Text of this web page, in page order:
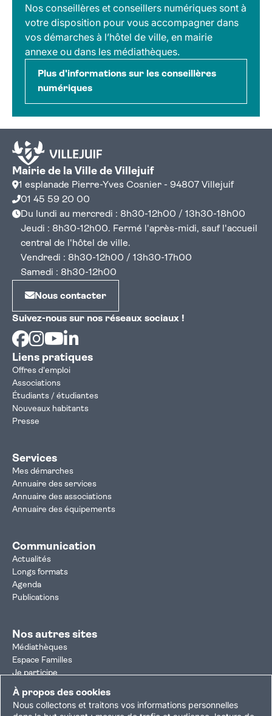
À propos des cookies
Nous collectons et traitons vos informations personnelles
Nos conseillères et conseillers numériques sont à
votre disposition pour vous accompagner dans
vos démarches à l’hôtel de ville, en mairie
annexe ou dans les médiathèques.
Plus d'informations sur les conseillères
numériques
Mairie de la Ville de Villejuif
1 esplanade Pierre-Yves Cosnier - 94807 Villejuif
01 45 59 20 00
Du lundi au mercredi : 8h30-12h00 / 13h30-18h00
Jeudi : 8h30-12h00. Fermé l'après-midi, sauf l'accueil
central de l'hôtel de ville.
Vendredi : 8h30-12h00 / 13h30-17h00
Samedi : 8h30-12h00
Nous contacter
Suivez-nous sur nos réseaux sociaux !
Facebook
Instagram
Youtube
Liens pratiques
Offres d'emploi
Associations
Étudiants / étudiantes
Nouveaux habitants
Presse
Services
Mes démarches
Annuaire des services
Annuaire des associations
Annuaire des équipements
Communication
Actualités
Longs formats
Agenda
Publications
Nos autres sites
Médiathèques
Espace Familles
Je participe
Autorisation d'urbanisme
Résultats électoraux